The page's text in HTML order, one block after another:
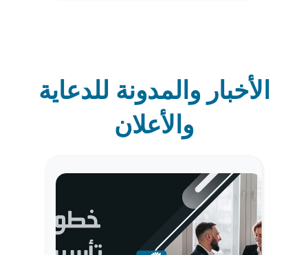
الأخبار والمدونة للدعاية
والأعلان